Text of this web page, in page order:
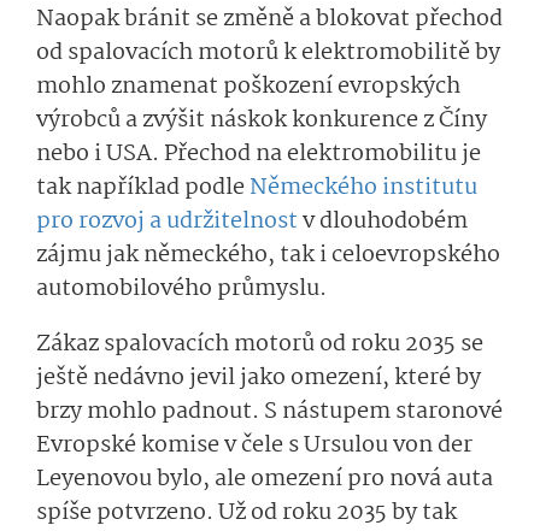
Naopak bránit se změně a blokovat přechod
od spalovacích motorů k elektromobilitě by
mohlo znamenat poškození evropských
výrobců a zvýšit náskok konkurence z Číny
nebo i USA. Přechod na elektromobilitu je
tak například podleNěmeckého institutu
pro rozvoj a udržitelnostv dlouhodobém
zájmu jak německého, tak i celoevropského
automobilového průmyslu.
Zákaz spalovacích motorů od roku 2035 se
ještě nedávno jevil jako omezení, které by
brzy mohlo padnout. S nástupem staronové
Evropské komise v čele s Ursulou von der
Leyenovou bylo, ale omezení pro nová auta
spíše potvrzeno. Už od roku 2035 by tak